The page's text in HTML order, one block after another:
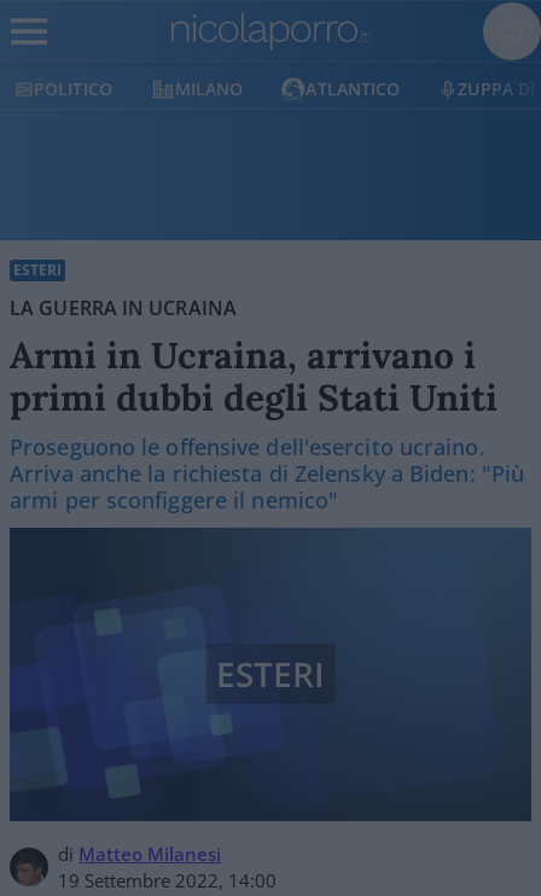
POLITICO MILANO ATLANTICO ZUPPA DI
ESTERI
LA GUERRA IN UCRAINA
Armi in Ucraina, arrivano i
primi dubbi degli Stati Uniti
Proseguono le offensive dell'esercito ucraino.
Arriva anche la richiesta di Zelensky a Biden: "Più
armi per sconfiggere il nemico"
di Matteo Milanesi
19 Settembre 2022, 14:00
ESTERI